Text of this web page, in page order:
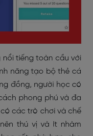
nổi tiếng toàn cầu với
năng tạo bộ thẻ cá
đồng, người học có
phong phú và đa
các trò chơi và chế
thú vị và ít nhàm